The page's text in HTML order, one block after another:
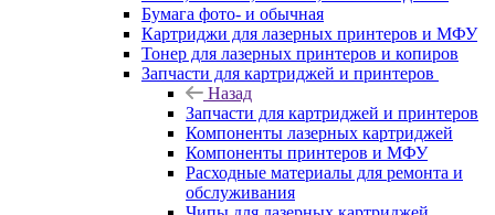
Бумага фото- и обычная
Картриджи для лазерных принтеров и МФУ
Тонер для лазерных принтеров и копиров
Запчасти для картриджей и принтеров
Назад
Запчасти для картриджей и принтеров
Компоненты лазерных картриджей
Компоненты принтеров и МФУ
Расходные материалы для ремонта и
обслуживания